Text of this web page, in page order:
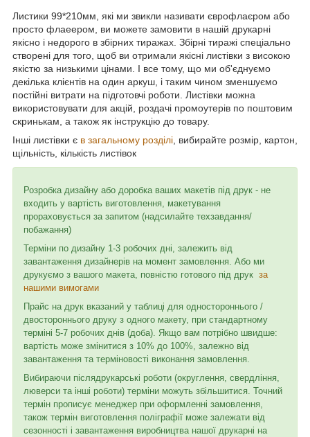
Листики 99*210мм, які ми звикли називати єврофлаєром або
просто флаеером, ви можете замовити в нашій друкарні
якісно і недорого в збірних тиражах. Збірні тиражі спеціально
створені для того, щоб ви отримали якісні листівки з високою
якістю за низькими цінами. І все тому, що ми об'єднуємо
декілька клієнтів на один аркуш, і таким чином зменшуємо
постійні витрати на підготовчі роботи. Листівки можна
використовувати для акцій, роздачі промоутерів по поштовим
скринькам, а також як інструкцію до товару.
Інші листівки є в загальному розділі, вибирайте розмір, картон,
щільність, кількість листівок
Розробка дизайну або доробка ваших макетів під друк - не
входить у вартість виготовлення, макетування
прораховується за запитом (надсилайте техзавдання/
побажання)
Терміни по дизайну 1-3 робочих дні, залежить від
завантаження дизайнерів на момент замовлення. Або ми
друкуємо з вашого макета, повністю готового під друк за
нашими вимогами
Прайс на друк вказаний у таблиці для одностороннього /
двостороннього друку з одного макету, при стандартному
терміні 5-7 робочих днів (доба). Якщо вам потрібно швидше:
вартість може змінитися з 10% до 100%, залежно від
завантаження та терміновості виконання замовлення.
Вибираючи післядрукарські роботи (округлення, свердління,
люверси та інші роботи) терміни можуть збільшитися. Точний
термін прописує менеджер при оформленні замовлення,
також термін виготовлення поліграфії може залежати від
сезонності і завантаження виробництва нашої друкарні на